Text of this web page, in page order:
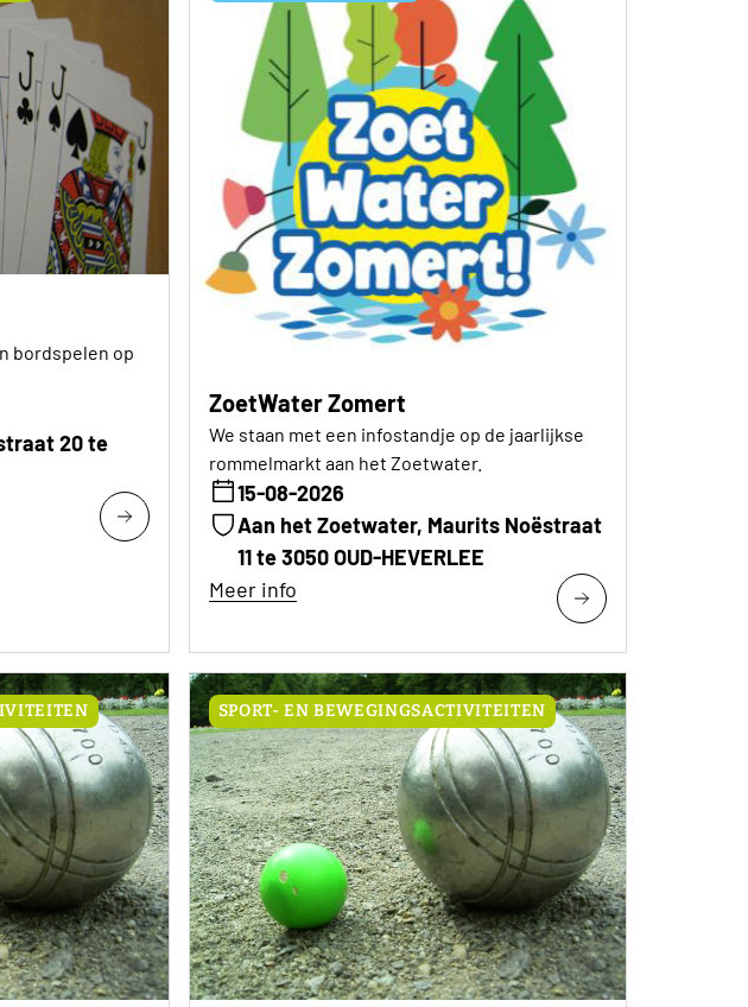
bordspelen op
20 te
ZoetWater Zomert
We staan met een infostandje op de jaarlijkse
rommelmarkt aan het Zoetwater.
15-08-2026
Aan het Zoetwater, Maurits Noëstraat
11 te 3050 OUD-HEVERLEE
Meer info
SPORT- EN BEWEGINGSACTIVITEITEN